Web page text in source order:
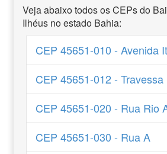
Veja abaixo todos os CEPs do
Ilhéus no estado Bahia:
CEP 45651-010 - Avenida
CEP 45651-012 -
CEP 45651-020 - Rua Rio
CEP 45651-030 - Rua A